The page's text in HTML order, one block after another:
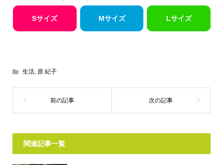
Sサイズ Mサイズ Lサイズ
生活, 原 紀子
関連記事一覧